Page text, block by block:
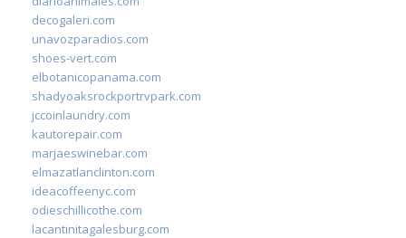
decogaleri.com
unavozparadios.com
shoes-vert.com
elbotanicopanama.com
shadyoaksrockportrvpark.com
jccoinlaundry.com
kautorepair.com
marjaeswinebar.com
elmazatlanclinton.com
ideacoffeenyc.com
odieschillicothe.com
lacantinitagalesburg.com